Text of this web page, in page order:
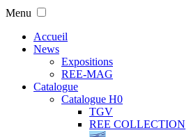
Menu
Accueil
News
Expositions
REE-MAG
Catalogue
Catalogue H0
TGV
REE COLLECTION